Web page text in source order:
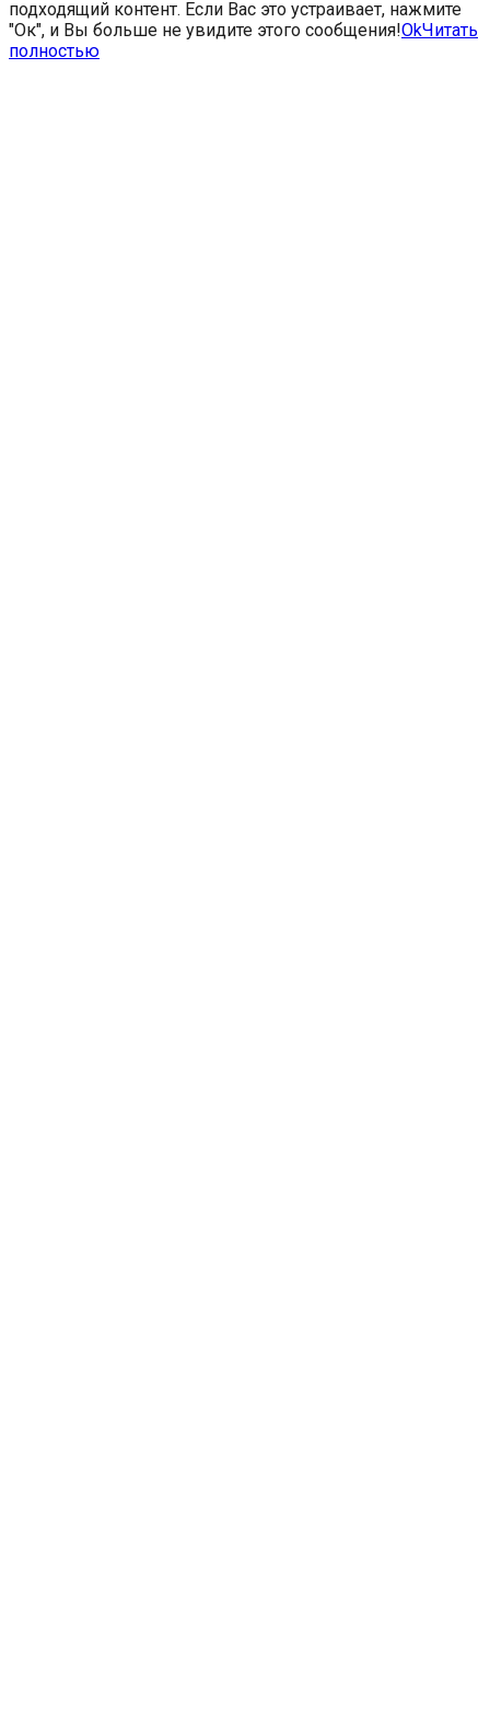
подходящий контент. Если Вас это устраивает, нажмите
"Ок", и Вы больше не увидите этого сообщения!OkЧитать
полностью